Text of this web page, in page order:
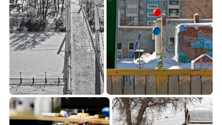
10.99 8.18 19.24
16
11.59
1-25
33.70